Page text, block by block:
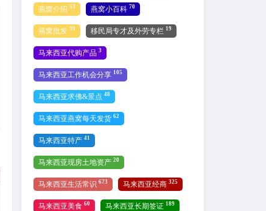
燕窝介绍 53 燕窝小百科 70
燕窝批发 39 移民局专才及外劳专栏 19
马来西亚代购产品 3
马来西亚工作机会分享 105
马来西亚求佛&景点 48
马来西亚燕窝每天发货 62
马来西亚特产 41
马来西亚现房土地资产 20
马来西亚生活常识 673 马来西亚经商 325
马来西亚美食 60 马来西亚长期签证 189